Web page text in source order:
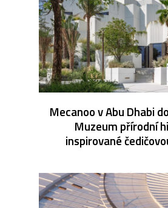
Mecanoo v Abu Dhabi
Muzeum přírodní
inspirované